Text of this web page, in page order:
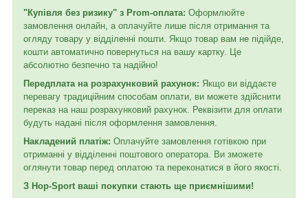
"Купівля без ризику" з Prom-оплата: Оформлюйте
замовлення онлайн, а оплачуйте лише після отримання та
огляду товару у відділенні пошти. Якщо товар вам не підійде,
кошти автоматично повернуться на вашу картку. Це
абсолютно безпечно та надійно!
Передплата на розрахунковий рахунок: Якщо ви віддаєте
перевагу традиційним способам оплати, ви можете здійснити
переказ на наш розрахунковий рахунок. Реквізити для оплати
будуть надані після оформлення замовлення.
Накладений платіж: Оплачуйте замовлення готівкою при
отриманні у відділенні поштового оператора. Ви зможете
оглянути товар перед оплатою та переконатися в його якості.
З Hop-Sport ваші покупки стають ще приємнішими!